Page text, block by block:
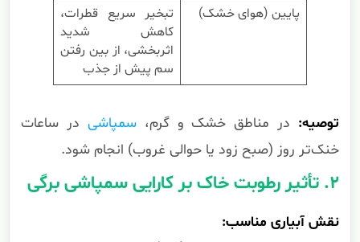
پایین (هوای خشک)
تبخیر سریع قطرات،
کاهش شدید
اثربخشی، از بین رفتن
سم پیش از جذب
توصیه: در مناطق خشک و گرم،سمپاشی در ساعات
خنک‌تر روز (صبح زود یا حوالی غروب) انجام شود.
۲. تأثیر رطوبت خاک بر کارایی سمپاشی برگی
نقش آبیاری مناسب: